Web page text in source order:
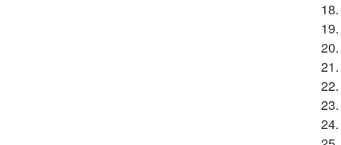
18.
19.
20.
21.
22.
23.
24.